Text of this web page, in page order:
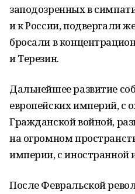
заподозренных в
и к России, подвергали
бросали в
и Терезин.
Дальнейшее развитие
европейских империй, с
Гражданской войной,
на огромном
империи, с иностранной
После Февральской